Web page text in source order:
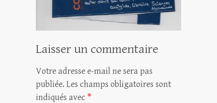
Laisser un commentaire
Votre adresse e-mail ne sera pas
publiée. Les champs obligatoires sont
indiqués avec *